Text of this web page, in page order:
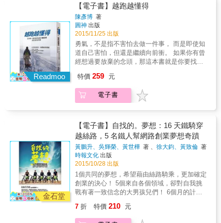
數、百萬人訂閱，擁有超過110萬Facebook粉
絲數，成為台灣TOP1網路創作天團。 分享導
演、劇本、表演，行銷，製片、道具&hellip;如
何呈現。 帶你見證「這群人」，讓平凡人也能
看見自己的優勢，闖出一片天。
線：西班牙洛哈230公里山徑超馬賽、加拿大育
空700公里極地橫越賽、澳洲520公里內陸超馬
賽。這段歷練對他意義非凡，期間不但幾度歷
經生死交關，更罹患幽閉恐懼症。他的每一場
比賽，都在定義意志力與生命的極限！ 在吞下
無數汗水與淚水後，陳彥博將榮耀帶回台灣，
更成為亞洲完賽「世界最艱難超馬」的最年輕
紀錄者！但這些他曾經視為唯一夢想的榮耀，
早已淬鍊為對生命的體悟。他不再追逐紀錄，
的道路上。 馬拉松，不只是跑，而是一種與心
對話的過程。 越跑越懂得，那些對人生真正重
要的事！ ◎懂得自立： 人在遇到極大的壓力與
考驗時，會做出人生中的重要改變。 學會自己
做決定，處理並承擔後果，對自己負責！ ◎找
到人生的配速： 要成就哪一種終點線，端視你
如何調整自己的人生配速。 累一點、輕鬆一
點，結果不盡相同，但都是你人生的選擇。 ◎
拒絕懦弱的糖衣： 面對無法掌控的環境，容易
令人抗拒。當看不到成功的可能，就會開始害
怕失敗。 但如果你撐下去，時間會讓你更堅
強，降低你心中的軟弱，讓你繼續奮鬥下去。
才會進步。 遇見比你強或是拿到好成績的人，
你是批評，還是決定「我也要變強」？ 心態，
Readmoo
【電子書】越跑越懂得
陳彥博 著
圓神 出版
2015/11/25 出版
勇氣，不是指不害怕去做一件事， 而是即使知
道自己害怕，但還是繼續向前衝。 如果你有曾
經想過要放棄的念頭，那這本書就是你要找的
寫下那些人生中真正重要的事 ★特別收錄陳彥
博極地生死交關的多張逼真精美插畫 成功不在
於力量，而在於能堅持多久！ 亞洲第一超馬選
線：西班牙洛哈230公里山徑超馬賽、加拿大育
空700公里極地橫越賽、澳洲520公里內陸超馬
賽。這段歷練對他意義非凡，期間不但幾度歷
經生死交關，更罹患幽閉恐懼症。他的每一場
比賽，都在定義意志力與生命的極限！ 在吞下
無數汗水與淚水後，陳彥博將榮耀帶回台灣，
更成為亞洲完賽「世界最艱難超馬」的最年輕
紀錄者！但這些他曾經視為唯一夢想的榮耀，
早已淬鍊為對生命的體悟。他不再追逐紀錄，
現在的他只為了回應內心的呼喚，奔馳在人生
特價 259 元
電子書
金石堂
【電子書】自找的。夢想：16 天鐵騎穿
越絲路，5 名鐵人幫網路創業夢想奇蹟
黃鵬升、吳輝榮、黃世樺 著 、徐大鈞、黃致倫 著
時報文化 出版
2015/10/28 出版
1個共同的夢想，希望藉由絲路騎乘，更加確定
創業的決心！ 5個來自各個領域，卻對自我挑
戰有著一致信念的大男孩兒們！ 6個月的計畫
彷彿另外一個世界不同的風景，重新思考人生
議題，也讓身心靈脫胎換骨，充滿能量。 12
7 折 特價 210 元